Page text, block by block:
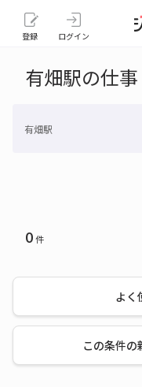
登録 ログイン
有畑駅の仕事
有畑駅
0件
よく
この条件の